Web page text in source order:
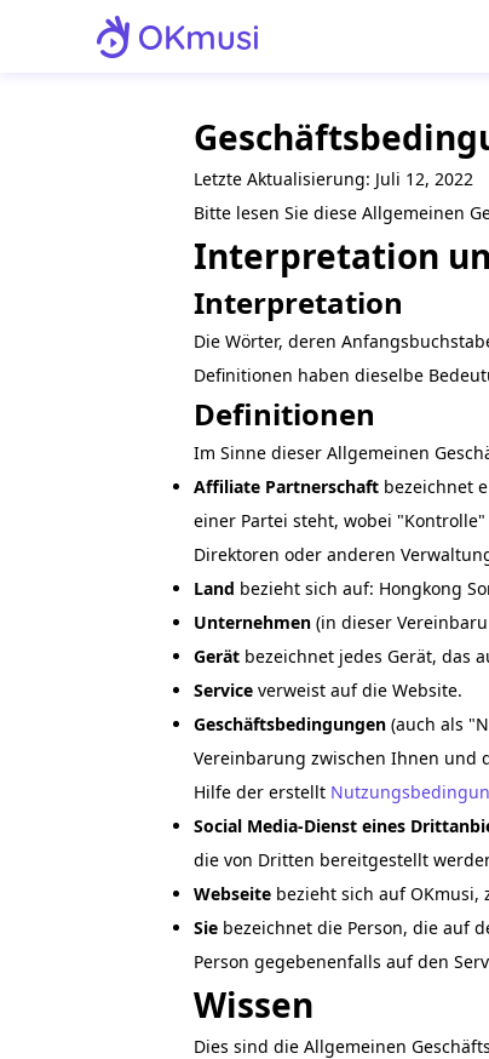
Letzte Aktualisierung: Juli 12, 2022
Bitte lesen Sie diese Allgemeinen
Interpretation
Interpretation
Die Wörter, deren
Definitionen haben dieselbe
Definitionen
Im Sinne dieser Allgemeinen
Affiliate Partnerschaft bezeichnet
einer Partei steht, wobei
Direktoren oder anderen
Land bezieht sich auf: Hongkong
Unternehmen (in dieser
Gerät bezeichnet jedes Gerät, das
Service verweist auf die Website.
Geschäftsbedingungen (auch als
Vereinbarung zwischen Ihnen und
Hilfe der erstellt
Social Media-Dienst eines
die von Dritten bereitgestellt
Webseite bezieht sich auf OKmusi,
Sie bezeichnet die Person, die auf
Person gegebenenfalls auf den
Wissen
Dies sind die Allgemeinen